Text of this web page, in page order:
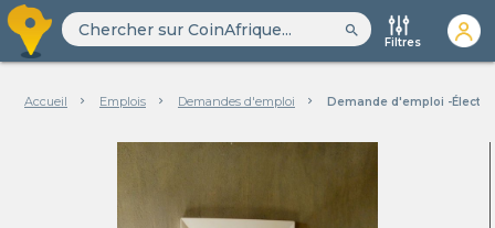
search
Filtres
Accueil Emplois Demandes d'emploi Demande d'emploi -